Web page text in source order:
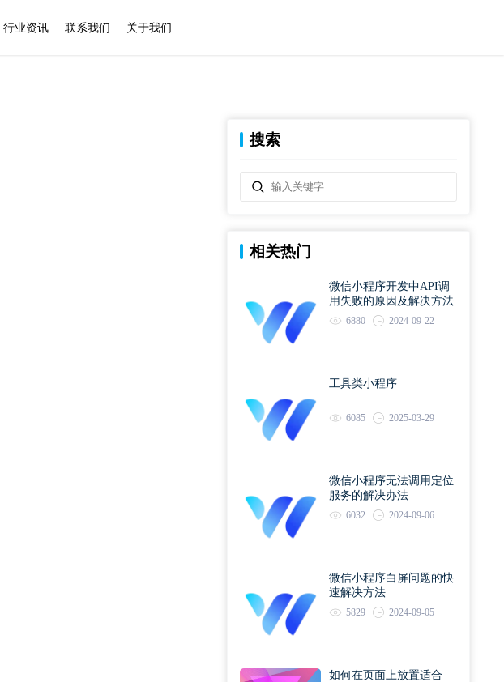
行业资讯 联系我们 关于我们
搜索
相关热门
微信小程序开发中API调
用失败的原因及解决方法
6880 2024-09-22
工具类小程序
6085 2025-03-29
微信小程序无法调用定位
服务的解决办法
6032 2024-09-06
微信小程序白屏问题的快
速解决方法
5829 2024-09-05
如何在页面上放置适合